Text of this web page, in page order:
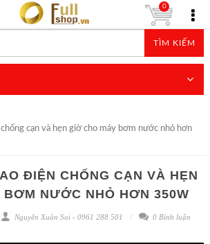
TÌM KIẾM
0
cạn và hẹn giờ cho máy bơm nước nhỏ hơn
ĐIỆN CHỐNG CẠN VÀ HẸN
NƯỚC NHỎ HƠN 350W
Nguyễn Xuân Soi - 0961 288 501 0 Bình luận